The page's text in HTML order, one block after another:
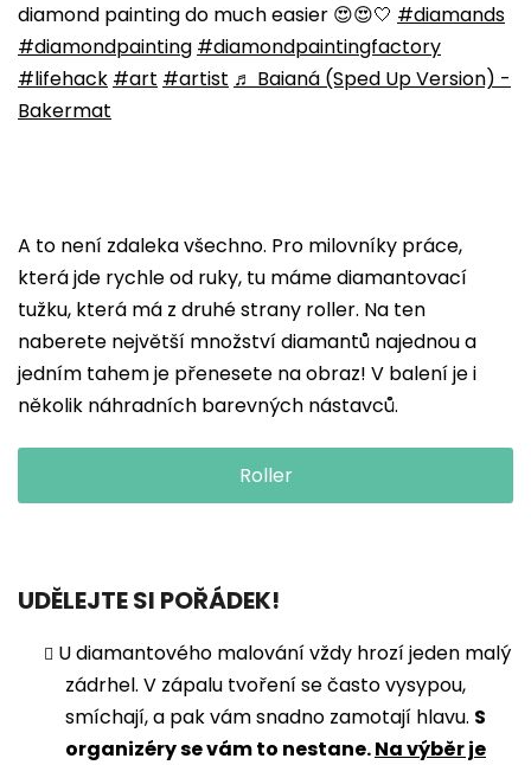
diamond painting do much easier 😍😍🤍 #diamands
#diamondpainting #diamondpaintingfactory
#lifehack #art #artist ♬ Baianá (Sped Up Version) -
Bakermat
A to není zdaleka všechno. Pro milovníky práce,
která jde rychle od ruky, tu máme diamantovací
tužku, která má z druhé strany roller. Na ten
naberete největší množství diamantů najednou a
jedním tahem je přenesete na obraz! V balení je i
několik náhradních barevných nástavců.
Roller
UDĚLEJTE SI POŘÁDEK!
U diamantového malování vždy hrozí jeden malý
zádrhel. V zápalu tvoření se často vysypou,
smíchají, a pak vám snadno zamotají hlavu. S
organizéry se vám to nestane.Na výběr je